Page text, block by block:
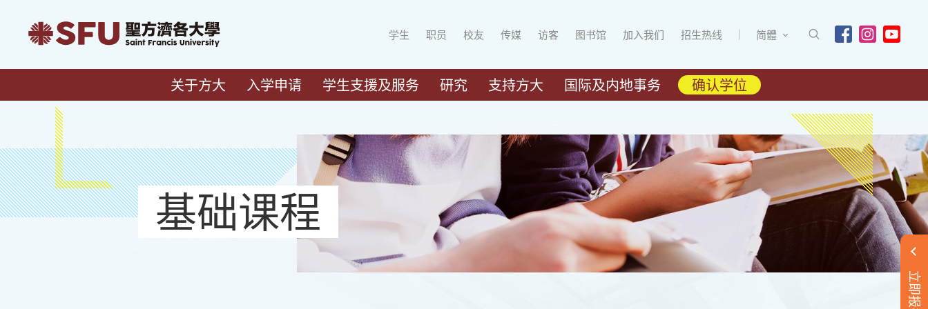
学生 职员 校友 传媒 访客 图书馆 加入我们 招生热线 简體
关于方大 入学申请 学生支援及服务 研究 支持方大 国际及内地事务 确认学位
立即报名
基础课程